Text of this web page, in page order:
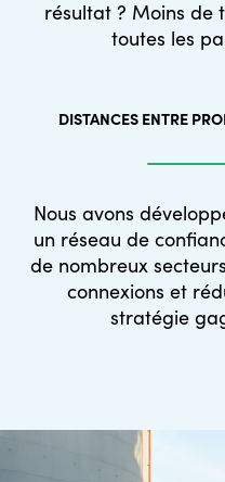
résultat ? Moins
toutes les
DISTANCES ENTRE
Nous avons
un réseau de
de nombreux
connexions et
stratégie